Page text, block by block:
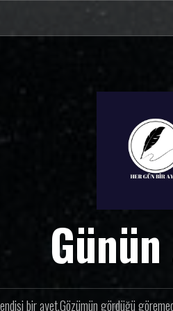
bir ayet.Gözümün gördüğü